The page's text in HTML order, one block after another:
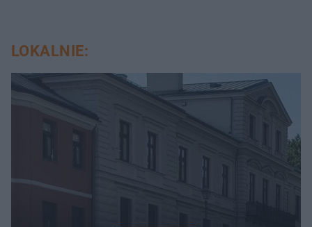
LOKALNIE: